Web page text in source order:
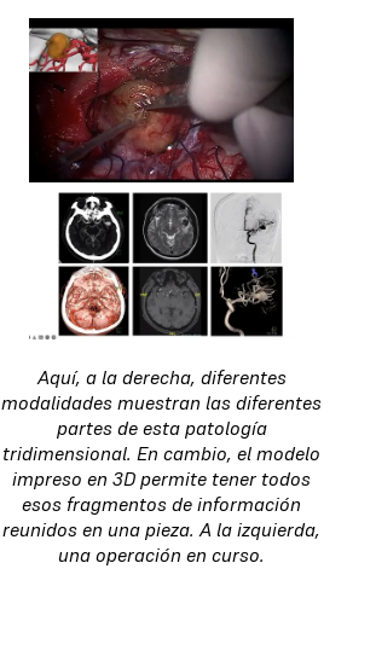
Aquí, a la derecha, diferentes
modalidades muestran las diferentes
partes de esta patología
tridimensional. En cambio, el modelo
impreso en 3D permite tener todos
esos fragmentos de información
reunidos en una pieza. A la izquierda,
una operación en curso.